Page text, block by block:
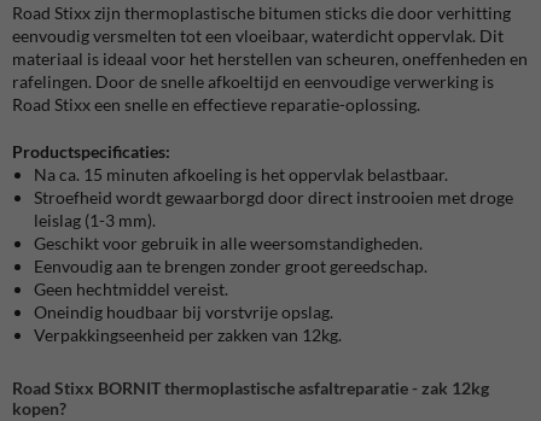
Road Stixx zijn thermoplastische bitumen sticks die door verhitting
eenvoudig versmelten tot een vloeibaar, waterdicht oppervlak. Dit
materiaal is ideaal voor het herstellen van scheuren, oneffenheden en
rafelingen. Door de snelle afkoeltijd en eenvoudige verwerking is
Road Stixx een snelle en effectieve reparatie-oplossing.
Productspecificaties:
Na ca. 15 minuten afkoeling is het oppervlak belastbaar.
Stroefheid wordt gewaarborgd door direct instrooien met droge
leislag (1-3 mm).
Geschikt voor gebruik in alle weersomstandigheden.
Eenvoudig aan te brengen zonder groot gereedschap.
Geen hechtmiddel vereist.
Oneindig houdbaar bij vorstvrije opslag.
Verpakkingseenheid per zakken van 12kg.
Road Stixx BORNIT thermoplastische asfaltreparatie - zak 12kg
kopen?